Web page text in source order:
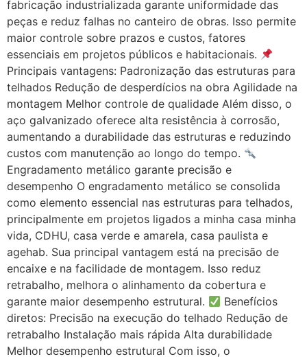
fabricação industrializada garante uniformidade das
peças e reduz falhas no canteiro de obras. Isso permite
maior controle sobre prazos e custos, fatores
essenciais em projetos públicos e habitacionais.
Principais vantagens: Padronização das estruturas para
telhados Redução de desperdícios na obra Agilidade na
montagem Melhor controle de qualidade Além disso, o
aço galvanizado oferece alta resistência à corrosão,
aumentando a durabilidade das estruturas e reduzindo
custos com manutenção ao longo do tempo.
Engradamento metálico garante precisão e
desempenho O engradamento metálico se consolida
como elemento essencial nas estruturas para telhados,
principalmente em projetos ligados a minha casa minha
vida, CDHU, casa verde e amarela, casa paulista e
agehab. Sua principal vantagem está na precisão de
encaixe e na facilidade de montagem. Isso reduz
retrabalho, melhora o alinhamento da cobertura e
garante maior desempenho estrutural.
Benefícios
diretos: Precisão na execução do telhado Redução de
retrabalho Instalação mais rápida Alta durabilidade
Melhor desempenho estrutural Com isso, o